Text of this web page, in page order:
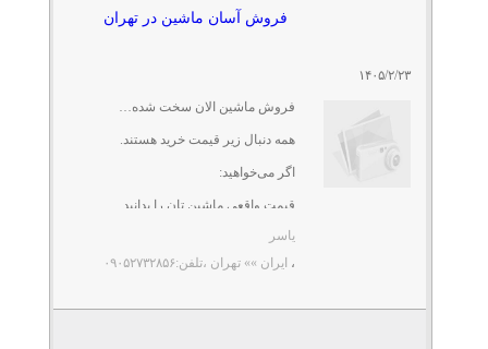
۱۴۰۵/۲/۲۳
فروش آسان ماشین در تهران
فروش ماشین الان سخت شده…
همه دنبال زیر قیمت خرید هستند.
اگر می‌خواهید:
قیمت واقعی ماشین تان را بدانید
و کمتر درگیر تماس و ...
یاسر
، ایران »» تهران ،تلفن:۰۹۰۵۲۷۳۲۸۵۶